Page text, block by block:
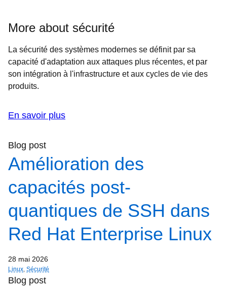
More about sécurité
La sécurité des systèmes modernes se définit par sa
capacité d'adaptation aux attaques plus récentes, et par
son intégration à l'infrastructure et aux cycles de vie des
produits.
En savoir plus
Blog post
Amélioration des
capacités post-
quantiques de SSH dans
Red Hat Enterprise Linux
28 mai 2026
Linux, Sécurité
Blog post